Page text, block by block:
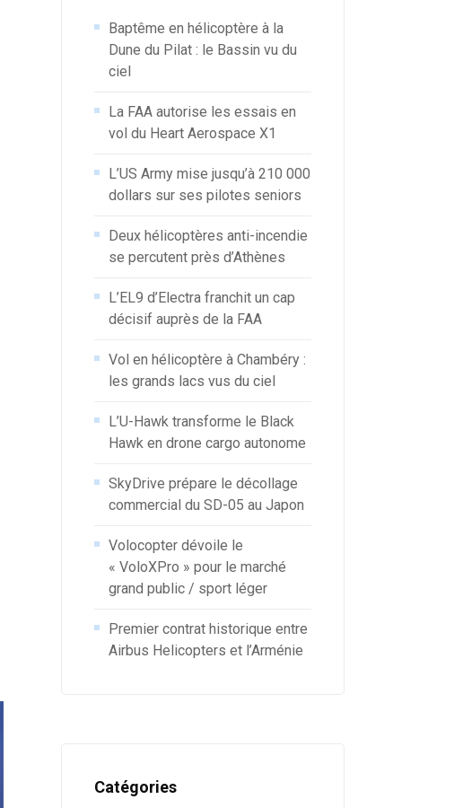
Baptême en hélicoptère à la
Dune du Pilat : le Bassin vu du
ciel
La FAA autorise les essais en
vol du Heart Aerospace X1
L’US Army mise jusqu’à 210 000
dollars sur ses pilotes seniors
Deux hélicoptères anti-incendie
se percutent près d’Athènes
L’EL9 d’Electra franchit un cap
décisif auprès de la FAA
Vol en hélicoptère à Chambéry :
les grands lacs vus du ciel
L’U-Hawk transforme le Black
Hawk en drone cargo autonome
SkyDrive prépare le décollage
commercial du SD-05 au Japon
Volocopter dévoile le
« VoloXPro » pour le marché
grand public / sport léger
Premier contrat historique entre
Airbus Helicopters et l’Arménie
Catégories